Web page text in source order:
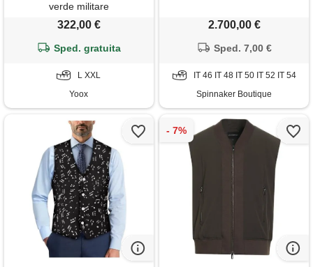
verde militare
322,00 €
Sped. gratuita
L XXL
Yoox
2.700,00 €
Sped. 7,00 €
IT 46 IT 48 IT 50 IT 52 IT 54
Spinnaker Boutique